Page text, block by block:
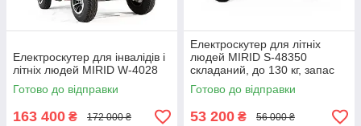
Електроскутер для інвалідів і
літніх людей MIRID W-4028
Готово до відправки
163 400 ₴ 172 000 ₴
Електроскутер для літніх
людей MIRID S-48350
складаний, до 130 кг, запас
ходу до 30 км
Готово до відправки
53 200 ₴ 56 000 ₴